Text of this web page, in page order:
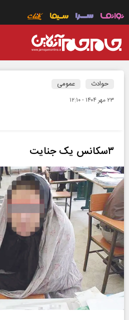
حوادث عمومی
۲۳ مهر ۱۴۰۴ - ۱۲:۱۰
۳سکانس یک جنایت